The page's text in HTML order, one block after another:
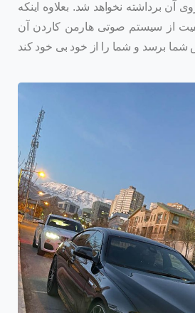
آن برداشته نخواهد شد. بعلاوه اینکه
از سیستم صوتی هارمن کاردن آن